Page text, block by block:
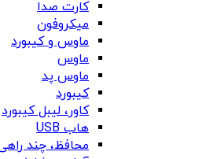
کارت صدا
میکروفون
ماوس و کیبورد
ماوس
ماوس پد
کیبورد
کاور، لیبل کیبورد
هاب USB
محافظ، چند